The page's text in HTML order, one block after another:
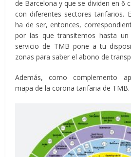
de Barcelona y que se dividen en 6
con diferentes sectores tarifarios.
ha de ser, entonces,
por las que transitemos hasta
servicio de TMB pone a tu
zonas para saber el abono de
Además, como complemento
mapa de la corona tarifaria de TMB.